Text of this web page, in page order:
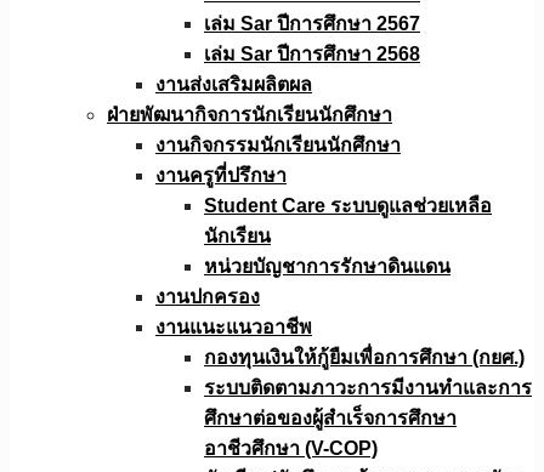
เล่ม Sar ปีการศึกษา 2567
เล่ม Sar ปีการศึกษา 2568
งานส่งเสริมผลิตผล
ฝ่ายพัฒนากิจการนักเรียนนักศึกษา
งานกิจกรรมนักเรียนนักศึกษา
งานครูที่ปรึกษา
Student Care ระบบดูแลช่วยเหลือ
นักเรียน
หน่วยบัญชาการรักษาดินแดน
งานปกครอง
งานแนะแนวอาชีพ
กองทุนเงินให้กู้ยืมเพื่อการศึกษา (กยศ.)
ระบบติดตามภาวะการมีงานทำและการ
ศึกษาต่อของผู้สำเร็จการศึกษา
อาชีวศึกษา (V-COP)